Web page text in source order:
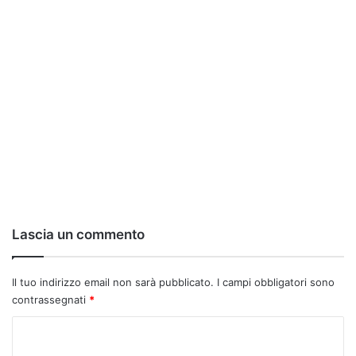
Lascia un commento
Il tuo indirizzo email non sarà pubblicato. I campi obbligatori sono
contrassegnati *